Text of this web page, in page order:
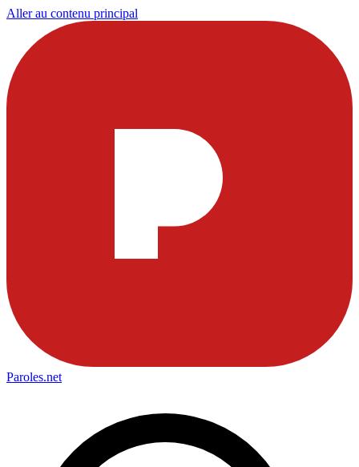
Aller au contenu principal
Paroles.net